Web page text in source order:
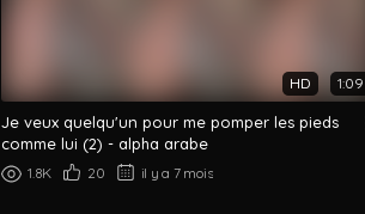
HD 1:09
Je veux quelqu'un pour me pomper les pieds
comme lui (2) - alpha arabe
1.8K 20 il y a 7 mois